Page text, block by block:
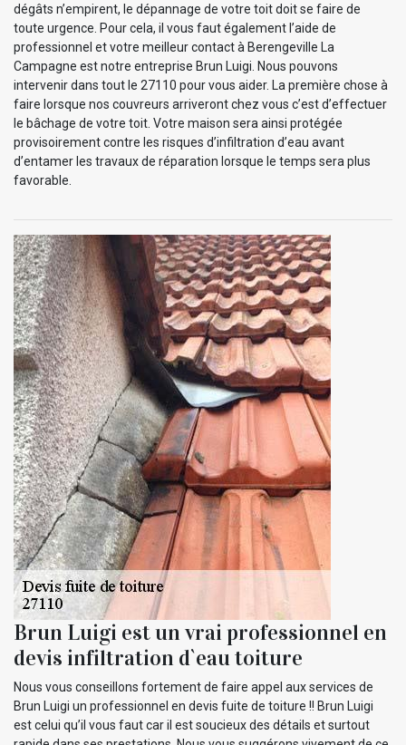
dégâts n’empirent, le dépannage de votre toit doit se faire de
toute urgence. Pour cela, il vous faut également l’aide de
professionnel et votre meilleur contact à Berengeville La
Campagne est notre entreprise Brun Luigi. Nous pouvons
intervenir dans tout le 27110 pour vous aider. La première chose à
faire lorsque nos couvreurs arriveront chez vous c’est d’effectuer
le bâchage de votre toit. Votre maison sera ainsi protégée
provisoirement contre les risques d’infiltration d’eau avant
d’entamer les travaux de réparation lorsque le temps sera plus
favorable.
Brun Luigi est un vrai professionnel en
devis infiltration d`eau toiture
Nous vous conseillons fortement de faire appel aux services de
Brun Luigi un professionnel en devis fuite de toiture !! Brun Luigi
est celui qu’il vous faut car il est soucieux des détails et surtout